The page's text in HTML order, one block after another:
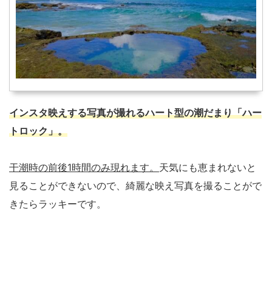
インスタ映えする写真が撮れるハート型の潮だまり「ハー
トロック」。
干潮時の前後1時間のみ現れます。 天気にも恵まれないと
見ることができないので、綺麗な映え写真を撮ることがで
きたらラッキーです。